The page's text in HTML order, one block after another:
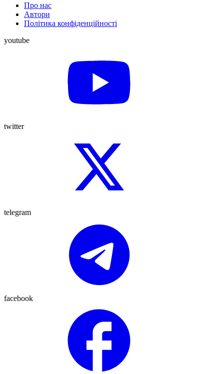
Про нас
Автори
Політика конфіденційності
youtube
twitter
telegram
facebook